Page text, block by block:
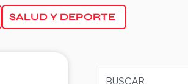
SALUD Y DEPORTE